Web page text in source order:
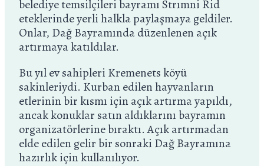
belediye temsilçileri bayramı Strımni Rid
eteklerinde yerli halkla paylaşmaya geldiler.
Onlar, Dağ Bayramında düzenlenen açık
artırmaya katıldılar.
Bu yıl ev sahipleri Kremenets köyü
sakinleriydi. Kurban edilen hayvanların
etlerinin bir kısmı için açık artırma yapıldı,
ancak konuklar satın aldıklarını bayramın
organizatörlerine bıraktı. Açık artırmadan
elde edilen gelir bir sonraki Dağ Bayramına
hazırlık için kullanılıyor.